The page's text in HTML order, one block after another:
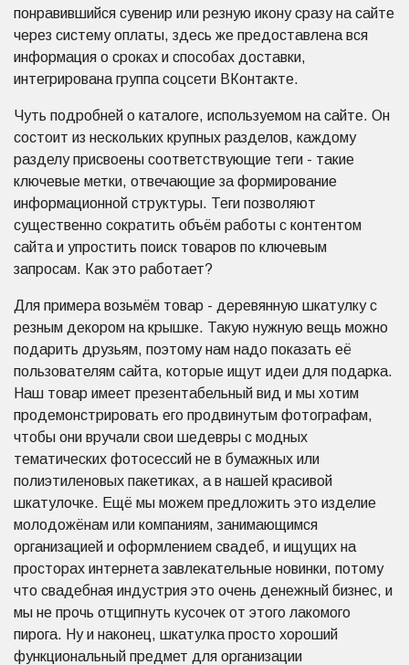
понравившийся сувенир или резную икону сразу на сайте
через систему оплаты, здесь же предоставлена вся
информация о сроках и способах доставки,
интегрирована группа соцсети ВКонтакте.
Чуть подробней о каталоге, используемом на сайте. Он
состоит из нескольких крупных разделов, каждому
разделу присвоены соответствующие теги - такие
ключевые метки, отвечающие за формирование
информационной структуры. Теги позволяют
существенно сократить объём работы с контентом
сайта и упростить поиск товаров по ключевым
запросам. Как это работает?
Для примера возьмём товар - деревянную шкатулку с
резным декором на крышке. Такую нужную вещь можно
подарить друзьям, поэтому нам надо показать её
пользователям сайта, которые ищут идеи для подарка.
Наш товар имеет презентабельный вид и мы хотим
продемонстрировать его продвинутым фотографам,
чтобы они вручали свои шедевры с модных
тематических фотосессий не в бумажных или
полиэтиленовых пакетиках, а в нашей красивой
шкатулочке. Ещё мы можем предложить это изделие
молодожёнам или компаниям, занимающимся
организацией и оформлением свадеб, и ищущих на
просторах интернета завлекательные новинки, потому
что свадебная индустрия это очень денежный бизнес, и
мы не прочь отщипнуть кусочек от этого лакомого
пирога. Ну и наконец, шкатулка просто хороший
функциональный предмет для организации